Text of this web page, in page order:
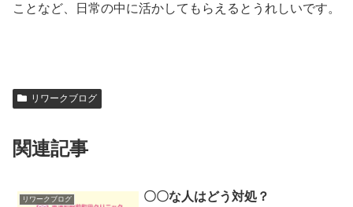
ことなど、日常の中に活かしてもらえるとうれしいです。
リワークブログ
関連記事
リワークブログ 〇〇な人はどう対処？